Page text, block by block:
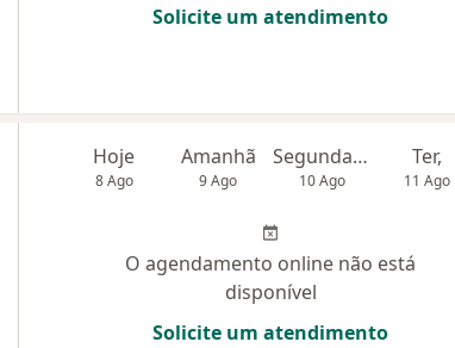
Solicite um atendimento
Hoje
8 Ago
Amanhã
9 Ago
Segunda-feira
10 Ago
Ter,
11 Ago
O agendamento online não está
disponível
Solicite um atendimento